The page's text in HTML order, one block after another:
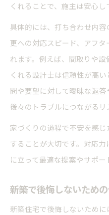
くれることで、施主は安心し
具体的には、打ち合わせ内
更への対応スピード、アフ
れます。例えば、間取りや
くれる設計士は信頼性が高
問や要望に対して曖昧な返答
後々のトラブルにつながるリ
家づくりの過程で不安を感
することが大切です。対応
に立って最適な提案やサポー
新築で後悔しないため
新築住宅で後悔しないため